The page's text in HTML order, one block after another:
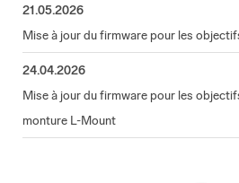
21.05.2026
Mise à jour du firmware pour les
24.04.2026
Mise à jour du firmware pour les
monture L-Mount